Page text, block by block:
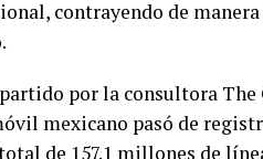
contrayendo de
por la consultora
mexicano pasó de
de 157.1 millones de